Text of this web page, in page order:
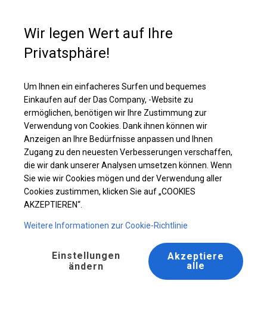
Ganzjährig geöffnete Zelthalle | 4x6 m
Wir legen Wert auf Ihre
Privatsphäre!
Um Ihnen ein einfacheres Surfen und bequemes
Einkaufen auf der Das Company, -Website zu
ermöglichen, benötigen wir Ihre Zustimmung zur
Verwendung von Cookies. Dank ihnen können wir
Anzeigen an Ihre Bedürfnisse anpassen und Ihnen
Zugang zu den neuesten Verbesserungen verschaffen,
die wir dank unserer Analysen umsetzen können. Wenn
Sie wie wir Cookies mögen und der Verwendung aller
Cookies zustimmen, klicken Sie auf „COOKIES
AKZEPTIEREN“.
Weitere Informationen zur Cookie-Richtlinie
Einstellungen
ändern
Akzeptiere
alle